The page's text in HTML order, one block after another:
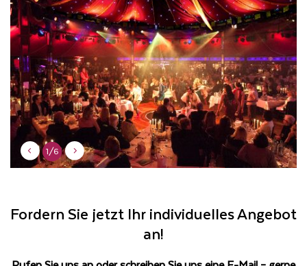
1/6
1/6
Fordern Sie jetzt Ihr individuelles Angebot
an!